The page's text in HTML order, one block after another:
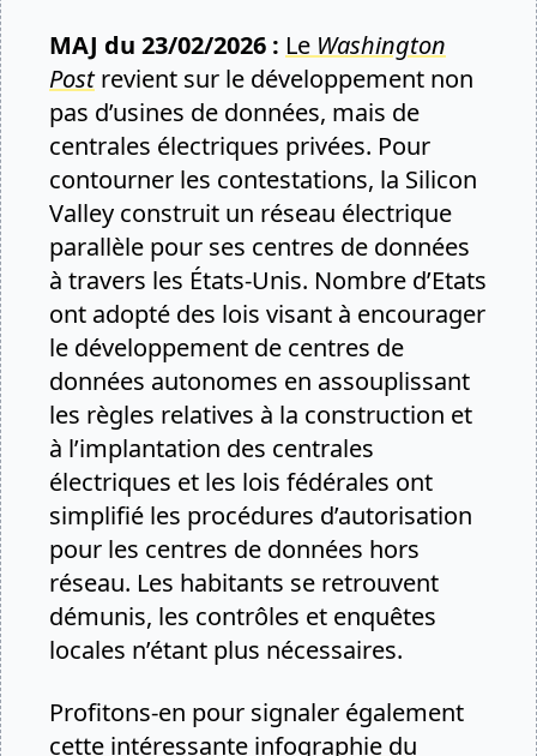
MAJ du 23/02/2026 : Le Washington
Postrevient sur le développement non
pas d’usines de données, mais de
centrales électriques privées. Pour
contourner les contestations, la Silicon
Valley construit un réseau électrique
parallèle pour ses centres de données
à travers les États-Unis. Nombre d’Etats
ont adopté des lois visant à encourager
le développement de centres de
données autonomes en assouplissant
les règles relatives à la construction et
à l’implantation des centrales
électriques et les lois fédérales ont
simplifié les procédures d’autorisation
pour les centres de données hors
réseau. Les habitants se retrouvent
démunis, les contrôles et enquêtes
locales n’étant plus nécessaires.
Profitons-en pour signaler également
cette intéressante infographie du